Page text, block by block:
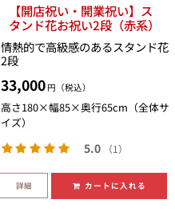
【開店祝い・開業祝い】ス
タンド花お祝い2段（赤系）
情熱的で高級感のあるスタンド花
2段
33,000 円（税込）
高さ180×幅85×奥行65cm（全体サ
イズ）
5.0 （1）
詳細 カートに入れる